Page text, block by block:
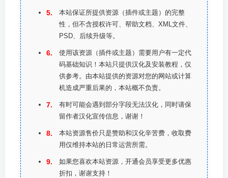
本站保证所提供资源（插件或主题）的完整
性，但不含授权许可、帮助文档、XML文件、
PSD、后续升级等。
使用该资源（插件或主题）需要用户有一定代
码基础知识！本站只提供汉化及安装教程，仅
供参考。由本站提供的资源对您的网站或计算
机造成严重后果的，本站概不负责。
有时可能会遇到部分字段无法汉化，同时请保
留作者汉化宣传信息，谢谢！
本站资源售价只是赞助和汉化辛苦费，收取费
用仅维持本站的日常运营所需。
如果您喜欢本站资源，开通会员享受更多优惠
折扣，谢谢支持！